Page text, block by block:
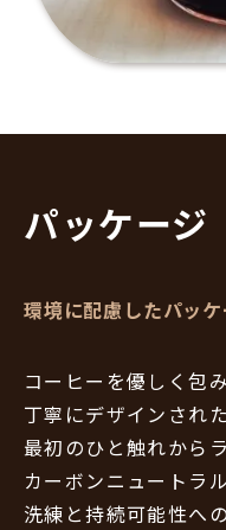
パッケージ
環境に配慮したパッ
コーヒーを優しく包み
丁寧にデザインされ
最初のひと触れから
カーボンニュートラ
洗練と持続可能性へ